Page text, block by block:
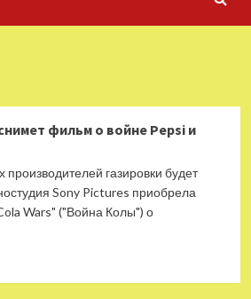
фильм о войне Pepsi и
газировки будет
Sony Pictures приобрела
Wars" ("Война Колы") о